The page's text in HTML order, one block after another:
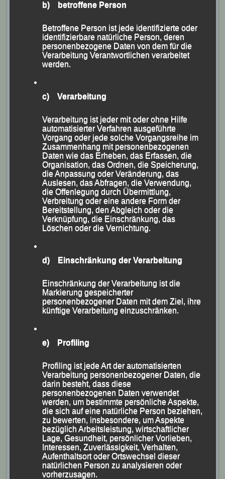
Leichtathletik Gemeinschaft (LG) Passau beim „40.
Freudenseelauf“ des TV Hauzenberg, der bei
sonnigem Herbstwetter und Temperaturen um die 15
Grad über die Bühne ging.
Kopfinger, Christina Wimmer, Martha Weber und
Gerhard Bauer
Foto: K.S.
Jüngster LG-Sieger war der 12jährige Tim Kopfinger,
der die Freudensee-Runde von 1,65 km in 7:08
Minuten absolvierte und damit seine Schülerklasse M
12 gewann.
Im Frauenrennen, wo knapp fünf Kilometer bzw. drei
Runden zu absolvieren waren, erkämpfte sich Martha
Weber in 19:54 Minuten den Gesamtsieg in der
Frauenwertung vor Elisa Schöne (LG Wolfstein) und
Vereinskameradin Christina Wimmer, für die 22:33
Minuten gestoppt wurden. Martha Weber und Christina
Wimmer holten sich damit zusätzlich die Siege in ihren
Altersklassen (AK) W 35 bzw. W 30.
Gaby Kopfinger, die zwei Runden zu absolvieren hatte,
b) betroffene Person
Betroffene Person ist jede identifizierte oder
identifizierbare natürliche Person, deren
personenbezogene Daten von dem für die
Verarbeitung Verantwortlichen verarbeitet
werden.
c) Verarbeitung
Verarbeitung ist jeder mit oder ohne Hilfe
automatisierter Verfahren ausgeführte
Vorgang oder jede solche Vorgangsreihe im
Zusammenhang mit personenbezogenen
Daten wie das Erheben, das Erfassen, die
Organisation, das Ordnen, die Speicherung,
die Anpassung oder Veränderung, das
Auslesen, das Abfragen, die Verwendung,
die Offenlegung durch Übermittlung,
Verbreitung oder eine andere Form der
Bereitstellung, den Abgleich oder die
Verknüpfung, die Einschränkung, das
Löschen oder die Vernichtung.
d) Einschränkung der Verarbeitung
Einschränkung der Verarbeitung ist die
Markierung gespeicherter
personenbezogener Daten mit dem Ziel, ihre
künftige Verarbeitung einzuschränken.
e) Profiling
Profiling ist jede Art der automatisierten
Verarbeitung personenbezogener Daten, die
darin besteht, dass diese
personenbezogenen Daten verwendet
werden, um bestimmte persönliche Aspekte,
die sich auf eine natürliche Person beziehen,
zu bewerten, insbesondere, um Aspekte
bezüglich Arbeitsleistung, wirtschaftlicher
Lage, Gesundheit, persönlicher Vorlieben,
Interessen, Zuverlässigkeit, Verhalten,
Aufenthaltsort oder Ortswechsel dieser
natürlichen Person zu analysieren oder
vorherzusagen.